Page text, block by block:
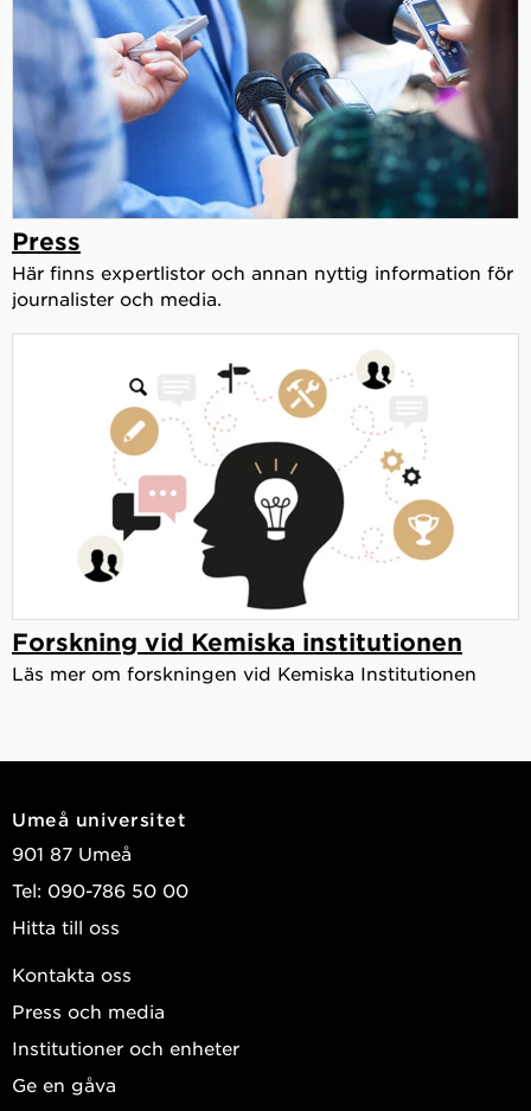
Press
Här finns expertlistor och annan nyttig information för
journalister och media.
Forskning vid Kemiska institutionen
Läs mer om forskningen vid Kemiska Institutionen
Umeå universitet
901 87 Umeå
Tel: 090-786 50 00
Hitta till oss
Kontakta oss
Press och media
Institutioner och enheter
Ge en gåva